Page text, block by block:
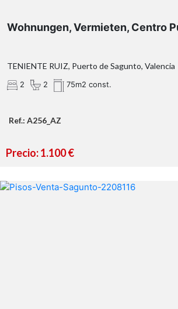
Wohnungen, Vermieten, Centro
TENIENTE RUIZ, Puerto de Sagunto, Valencia
2 2 75m2 const.
Ref.: A256_AZ
Precio: 1.100 €